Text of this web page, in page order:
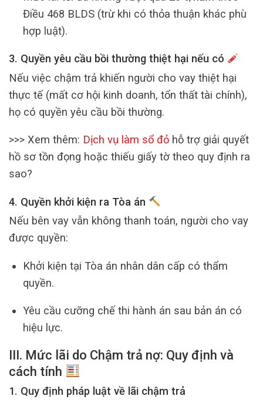
Điều 468 BLDS (trừ khi có thỏa thuận khác phù
hợp luật).
3. Quyền yêu cầu bồi thường thiệt hại nếu có
Nếu việc chậm trả khiến người cho vay thiệt hại
thực tế (mất cơ hội kinh doanh, tổn thất tài chính),
họ có quyền yêu cầu bồi thường.
>>> Xem thêm: Dịch vụ làm sổ đỏ hỗ trợ giải quyết
hồ sơ tồn đọng hoặc thiếu giấy tờ theo quy định ra
sao?
4. Quyền khởi kiện ra Tòa án
Nếu bên vay vẫn không thanh toán, người cho vay
được quyền:
Khởi kiện tại Tòa án nhân dân cấp có thẩm
quyền.
Yêu cầu cưỡng chế thi hành án sau bản án có
hiệu lực.
III. Mức lãi do Chậm trả nợ: Quy định và
cách tính
1. Quy định pháp luật về lãi chậm trả